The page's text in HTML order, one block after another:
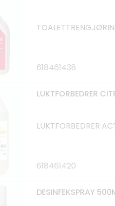
618461438
LUKTFORBEDRER
LUKTFORBEDRER
618461420
DESINFEKSPRAY